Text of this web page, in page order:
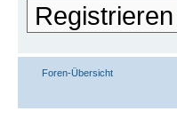
Registrieren
Foren-Übersicht